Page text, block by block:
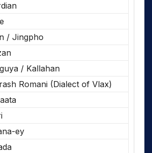
/ Jingpho
/ Kallahan
Romani (Dialect of Vlax)
ey